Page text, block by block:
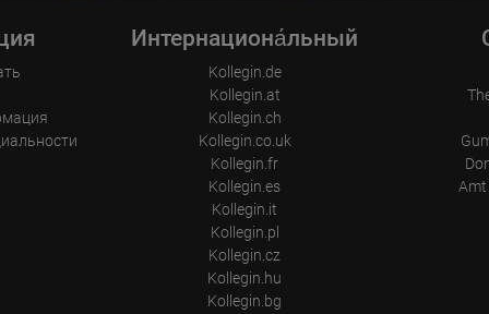
Интернациона́льный
Kollegin.de
Kollegin.at
Kollegin.ch
Kollegin.co.uk
Kollegin.fr
Kollegin.es
Kollegin.it
Kollegin.pl
Kollegin.cz
Kollegin.hu
Kollegin.bg
Amt